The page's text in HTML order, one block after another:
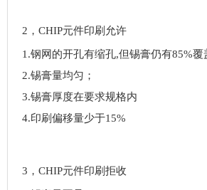
2，CHIP元件印刷允许
1.钢网的开孔有缩孔,但锡膏仍有85%覆
2.锡膏量均匀；
3.锡膏厚度在要求规格内
4.印刷偏移量少于15%
3，CHIP元件印刷拒收